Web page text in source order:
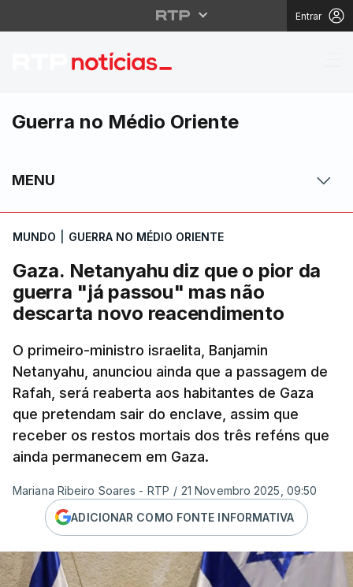
Entrar
Gaza. Netanyahu diz
Guerra no Médio Oriente
MENU
MUNDO GUERRA NO MÉDIO ORIENTE
Gaza. Netanyahu diz que o pior da
guerra "já passou" mas não
descarta novo reacendimento
O primeiro-ministro israelita, Banjamin
Netanyahu, anunciou ainda que a passagem de
Rafah, será reaberta aos habitantes de Gaza
que pretendam sair do enclave, assim que
receber os restos mortais dos três reféns que
ainda permanecem em Gaza.
Mariana Ribeiro Soares - RTP / 21 Novembro 2025, 09:50
ADICIONAR COMO FONTE INFORMATIVA